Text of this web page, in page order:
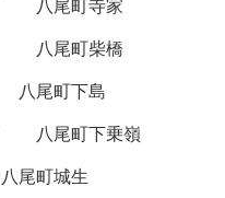
八尾町寺家
八尾町柴橋
八尾町下島
八尾町下乗嶺
八尾町城生